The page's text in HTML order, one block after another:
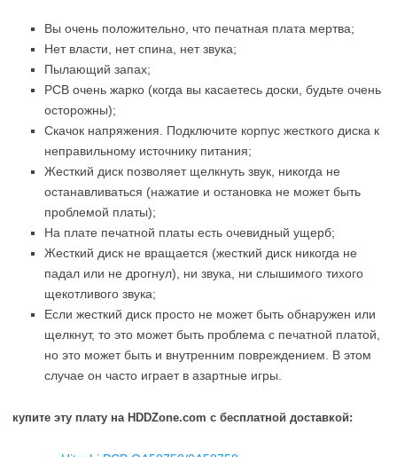
Вы очень положительно, что печатная плата мертва;
Нет власти, нет спина, нет звука;
Пылающий запах;
PCB очень жарко (когда вы касаетесь доски, будьте очень
осторожны);
Скачок напряжения. Подключите корпус жесткого диска к
неправильному источнику питания;
Жесткий диск позволяет щелкнуть звук, никогда не
останавливаться (нажатие и остановка не может быть
проблемой платы);
На плате печатной платы есть очевидный ущерб;
Жесткий диск не вращается (жесткий диск никогда не
падал или не дрогнул), ни звука, ни слышимого тихого
щекотливого звука;
Если жесткий диск просто не может быть обнаружен или
щелкнут, то это может быть проблема с печатной платой,
но это может быть и внутренним повреждением. В этом
случае он часто играет в азартные игры.
купите эту плату на HDDZone.com с бесплатной доставкой: